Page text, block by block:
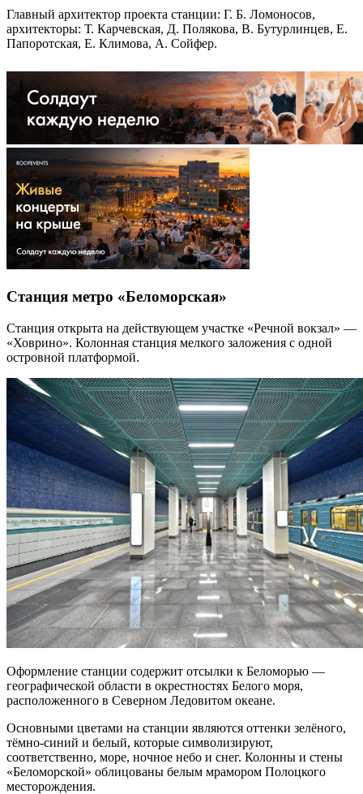
Главный архитектор проекта станции: Г. Б. Ломоносов,
архитекторы: Т. Карчевская, Д. Полякова, В. Бутурлинцев, Е.
Папоротская, Е. Климова, А. Сойфер.
Станция метро «Беломорская»
Станция открыта на действующем участке «Речной вокзал» —
«Ховрино». Колонная станция мелкого заложения с одной
островной платформой.
Оформление станции содержит отсылки к Беломорью —
географической области в окрестностях Белого моря,
расположенного в Северном Ледовитом океане.
Основными цветами на станции являются оттенки зелёного,
тёмно-синий и белый, которые символизируют,
соответственно, море, ночное небо и снег. Колонны и стены
«Беломорской» облицованы белым мрамором Полоцкого
месторождения.